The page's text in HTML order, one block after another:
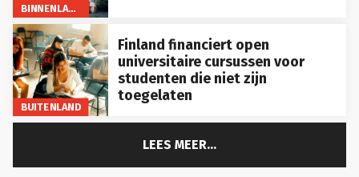
BUITENLAND
Finland financiert open
universitaire cursussen voor
studenten die niet zijn
toegelaten
LEES MEER...